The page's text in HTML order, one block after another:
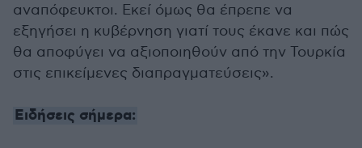
αναπόφευκτοι. Εκεί όμως θα έπρεπε να
εξηγήσει η κυβέρνηση γιατί τους έκανε και πώς
θα αποφύγει να αξιοποιηθούν από την Τουρκία
στις επικείμενες διαπραγματεύσεις».
Ειδήσεις σήμερα: